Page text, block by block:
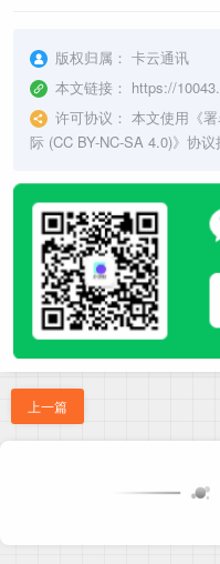
版权归属： 卡云通讯
本文链接： https://
许可协议： 本文使用《
际 (CC BY-NC-SA 4.0)》协议
上一篇